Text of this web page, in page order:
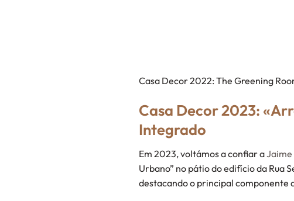
Casa Decor 2022: The Greening
Casa Decor 2023:
Integrado
Em 2023, voltámos a confiar aJaime
Urbano” no pátio do edifício da Rua
destacando o principal componente